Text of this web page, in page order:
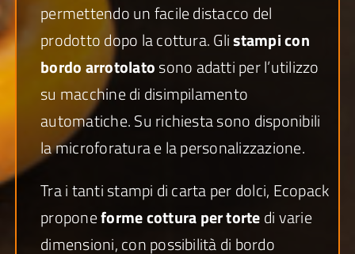
permettendo un facile distacco del
prodotto dopo la cottura. Glistampi con
bordo arrotolatosono adatti per l’utilizzo
su macchine di disimpilamento
automatiche. Su richiesta sono disponibili
la microforatura e la personalizzazione.
Tra i tanti stampi di carta per dolci, Ecopack
proponeforme cottura per tortedi varie
dimensioni, con possibilità di bordo